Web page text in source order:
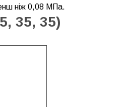
ніж 0,08 МПа.
35, 35)